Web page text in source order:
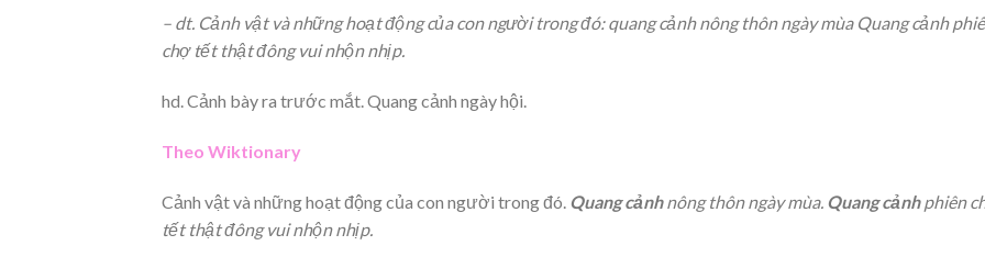
– dt. Cảnh vật và những hoạt động của con người trong đó: quang cảnh nông thôn ngày mùa Quang cảnh
chợ tết thật đông vui nhộn nhịp.
hd. Cảnh bày ra trước mắt. Quang cảnh ngày hội.
Theo Wiktionary
Cảnh vật và những hoạt động của con người trong đó. Quang cảnhnông thôn ngày mùa. Quang cảnhphiên
tết thật đông vui nhộn nhịp.